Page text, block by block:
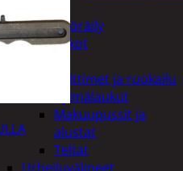
Polkupyöräily
Lukot
Keittimet ja ruokailu
Kylmälaukut
Makuupussit ja
alustat
Teltat